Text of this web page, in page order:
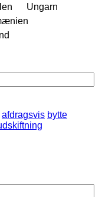
Ungarn
afdragsvis bytte